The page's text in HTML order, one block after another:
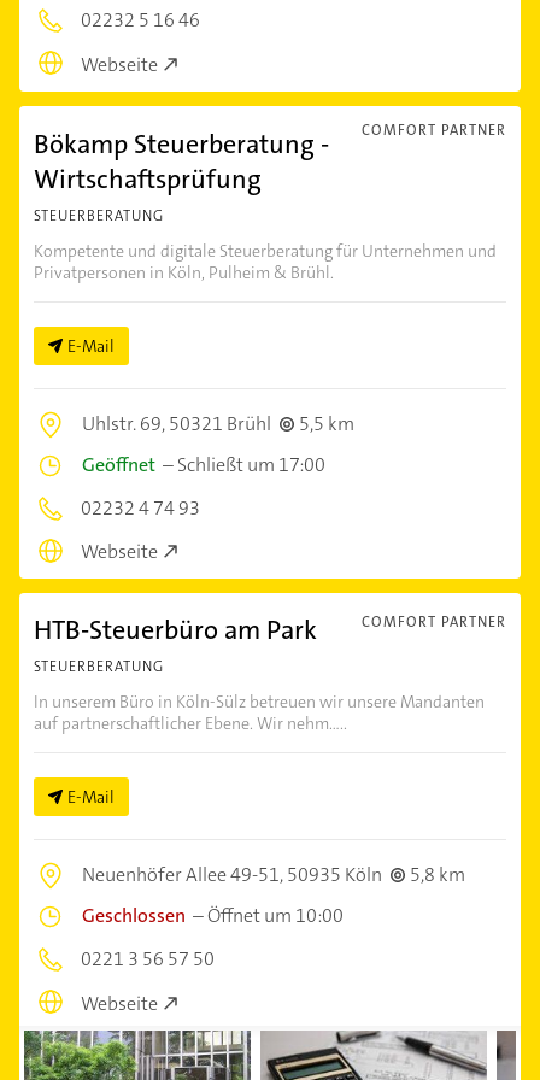
02232 5 16 46
Webseite
COMFORT PARTNER
Bökamp Steuerberatung -
Wirtschaftsprüfung
STEUERBERATUNG
Kompetente und digitale Steuerberatung für Unternehmen und
Privatpersonen in Köln, Pulheim & Brühl.
E-Mail
Uhlstr. 69,50321 Brühl
5,5 km
Geöffnet –Schließt um 17:00
02232 4 74 93
Webseite
COMFORT PARTNER
HTB-Steuerbüro am Park
STEUERBERATUNG
In unserem Büro in Köln-Sülz betreuen wir unsere Mandanten
auf partnerschaftlicher Ebene. Wir nehm.....
E-Mail
Neuenhöfer Allee 49-51,50935 Köln
5,8 km
Geschlossen –Öffnet um 10:00
0221 3 56 57 50
Webseite